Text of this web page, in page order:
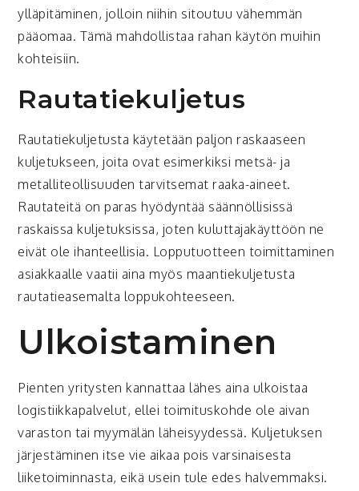
ylläpitäminen, jolloin niihin sitoutuu vähemmän
pääomaa. Tämä mahdollistaa rahan käytön muihin
kohteisiin.
Rautatiekuljetus
Rautatiekuljetusta käytetään paljon raskaaseen
kuljetukseen, joita ovat esimerkiksi metsä- ja
metalliteollisuuden tarvitsemat raaka-aineet.
Rautateitä on paras hyödyntää säännöllisissä
raskaissa kuljetuksissa, joten kuluttajakäyttöön ne
eivät ole ihanteellisia. Lopputuotteen toimittaminen
asiakkaalle vaatii aina myös maantiekuljetusta
rautatieasemalta loppukohteeseen.
Ulkoistaminen
Pienten yritysten kannattaa lähes aina ulkoistaa
logistiikkapalvelut, ellei toimituskohde ole aivan
varaston tai myymälän läheisyydessä. Kuljetuksen
järjestäminen itse vie aikaa pois varsinaisesta
liiketoiminnasta, eikä usein tule edes halvemmaksi.